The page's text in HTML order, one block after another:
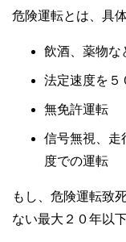
危険運転とは、具
飲酒、薬物な
法定速度を５
無免許運転
信号無視、走
度での運転
もし、危険運転致
ない最大２０年以